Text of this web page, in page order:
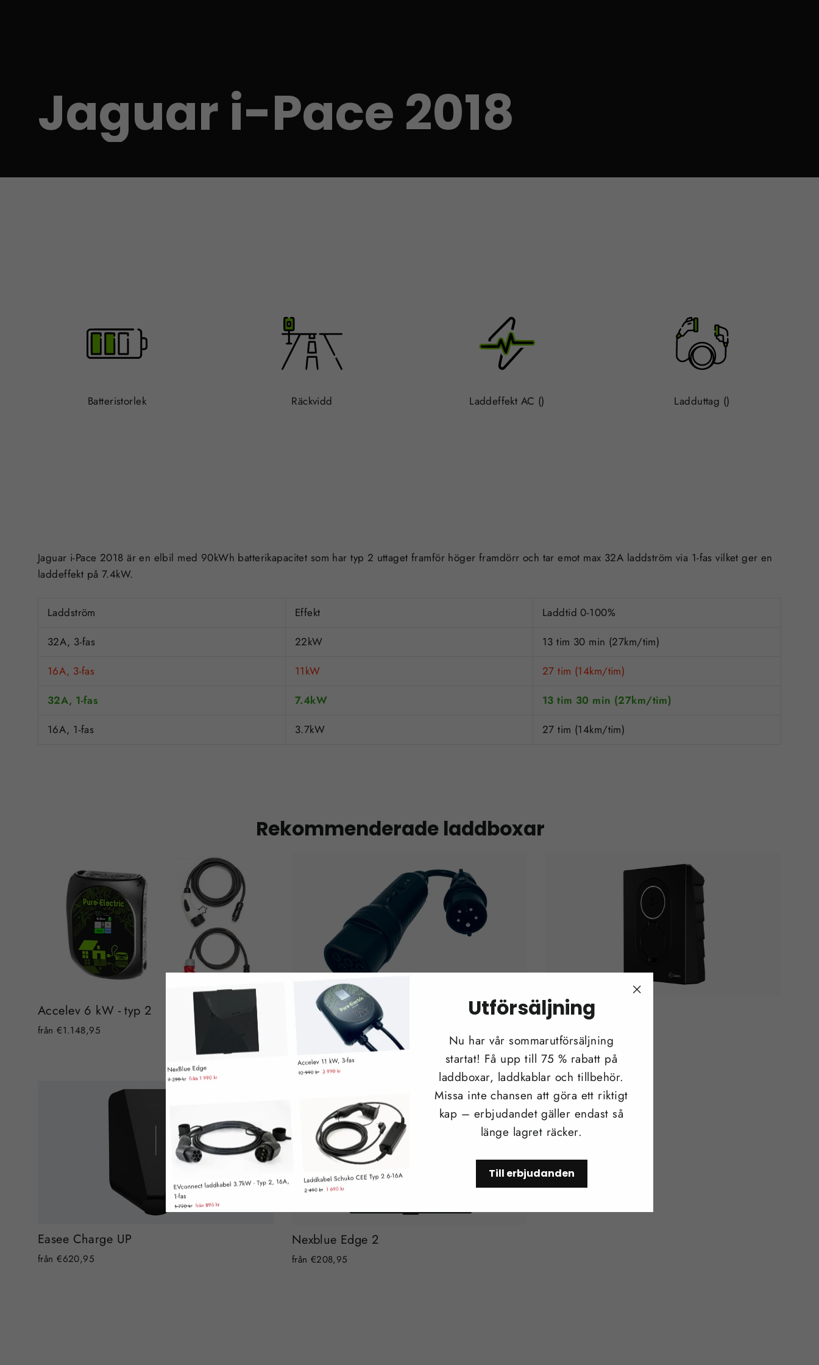
Utförsäljning
Nu har vår sommarutförsäljning
startat! Få upp till 75 % rabatt på
laddboxar, laddkablar och tillbehör.
Missa inte chansen att göra ett riktigt
kap – erbjudandet gäller endast så
länge lagret räcker.
Till erbjudanden
Jaguar i-Pace 2018
Batteristorlek Räckvidd Laddeffekt AC () Ladduttag ()
Jaguar i-Pace 2018 är en elbil med 90kWh batterikapacitet som hartyp 2 uttaget framför höger framdörr och tar emot max 32A laddström via 1-fas vilket ger en
laddeffekt på 7.4kW.
Laddström Effekt
Laddtid 0-100%
32A, 3-fas
22kW
13 tim 30 min (27km/tim)
16A, 3-fas
11kW
27 tim (14km/tim)
32A, 1-fas
7.4kW
13 tim 30 min (27km/tim)
16A, 1-fas
3.7kW 27 tim (14km/tim)
Rekommenderade laddboxar
Accelev 6 kW - typ 2
från €1.148,95
Metron portabel laddare - 11 kW
från €347,95
Zaptec Go 22 kW
Easee Charge UP
från €620,95
Nexblue Edge 2
från €208,95